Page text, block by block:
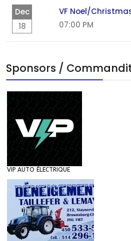
Dec
18
VF Noel/
07:00 PM
Sponsors /
VIP AUTO ÉLECTRIQUE